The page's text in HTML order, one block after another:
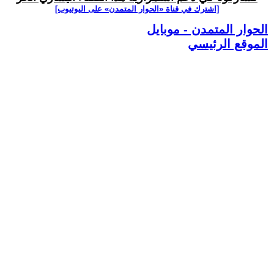
[اشترك في قناة ‫«الحوار المتمدن» على اليوتيوب]
الحوار المتمدن - موبايل
الموقع الرئيسي